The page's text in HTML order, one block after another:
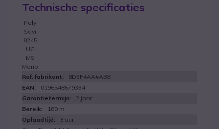
Technische specificaties
Poly
Savi
8245
UC
MS
Mono
8D3F4AA#ABB
0196548579334
2 jaar
180 m
3 uur